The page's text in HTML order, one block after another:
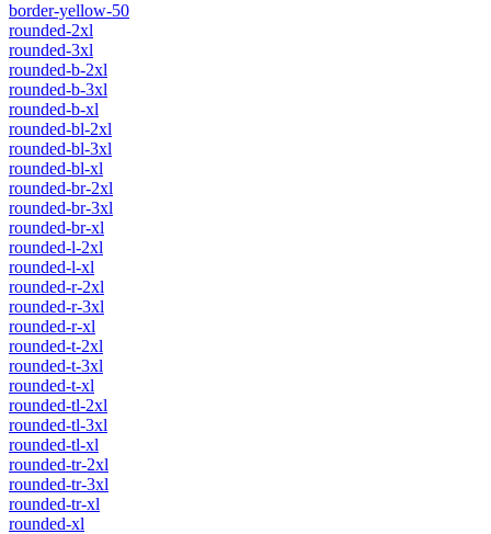
border-yellow-50
rounded-2xl
rounded-3xl
rounded-b-2xl
rounded-b-3xl
rounded-b-xl
rounded-bl-2xl
rounded-bl-3xl
rounded-bl-xl
rounded-br-2xl
rounded-br-3xl
rounded-br-xl
rounded-l-2xl
rounded-l-xl
rounded-r-2xl
rounded-r-3xl
rounded-r-xl
rounded-t-2xl
rounded-t-3xl
rounded-t-xl
rounded-tl-2xl
rounded-tl-3xl
rounded-tl-xl
rounded-tr-2xl
rounded-tr-3xl
rounded-tr-xl
rounded-xl